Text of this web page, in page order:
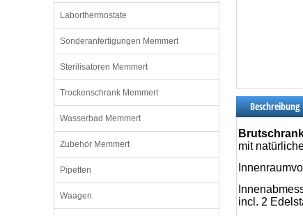
Beschreibung
mit
incl. 2
Laborthermostate
Sonderanfertigungen Memmert
Sterilisatoren Memmert
Trockenschrank Memmert
Wasserbad Memmert
Zubehör Memmert
Pipetten
Waagen